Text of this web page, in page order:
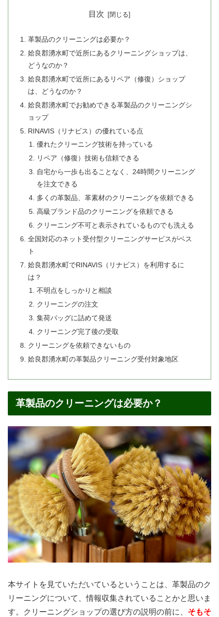
目次
革製品のクリーニングは必要か？
姶良郡湧水町で近所にあるクリーニングショップは、
どうなのか？
姶良郡湧水町で近所にあるリペア（修復）ショップ
は、どうなのか？
姶良郡湧水町でお勧めできる革製品のクリーニングシ
ョップ
RINAVIS（リナビス）の優れている点
優れたクリーニング技術を持っている
リペア（修復）技術も信頼できる
自宅から一歩も出ることなく、24時間クリーニング
を注文できる
多くの革製品、革素材のクリーニングを依頼できる
高級ブランド品のクリーニングを依頼できる
クリーニング不可と表示されているものでも洗える
全国対応のネット受付型クリーニングサービスがベス
ト
姶良郡湧水町でRINAVIS（リナビス）を利用するに
は？
不明点をしっかりと相談
クリーニングの注文
集荷バッグに詰めて発送
クリーニング完了後の受取
クリーニングを依頼できないもの
姶良郡湧水町の革製品クリーニング受付対象地区
革製品のクリーニングは必要か？
本サイトを見ていただいているということは、革製品のク
リーニングについて、情報収集されていることかと思いま
す。クリーニングショップの選び方の説明の前に、 そもそ